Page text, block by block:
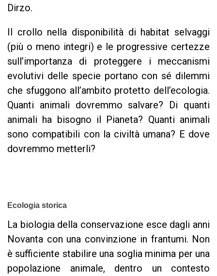
Dirzo.
Il crollo nella disponibilità di habitat selvaggi
(più o meno integri) e le progressive certezze
sull’importanza di proteggere i meccanismi
evolutivi delle specie portano con sé dilemmi
che sfuggono all’ambito protetto dell’ecologia.
Quanti animali dovremmo salvare? Di quanti
animali ha bisogno il Pianeta? Quanti animali
sono compatibili con la civiltà umana? E dove
dovremmo metterli?
Ecologia storica
La biologia della conservazione esce dagli anni
Novanta con una convinzione in frantumi. Non
è sufficiente stabilire una soglia minima per una
popolazione animale, dentro un contesto